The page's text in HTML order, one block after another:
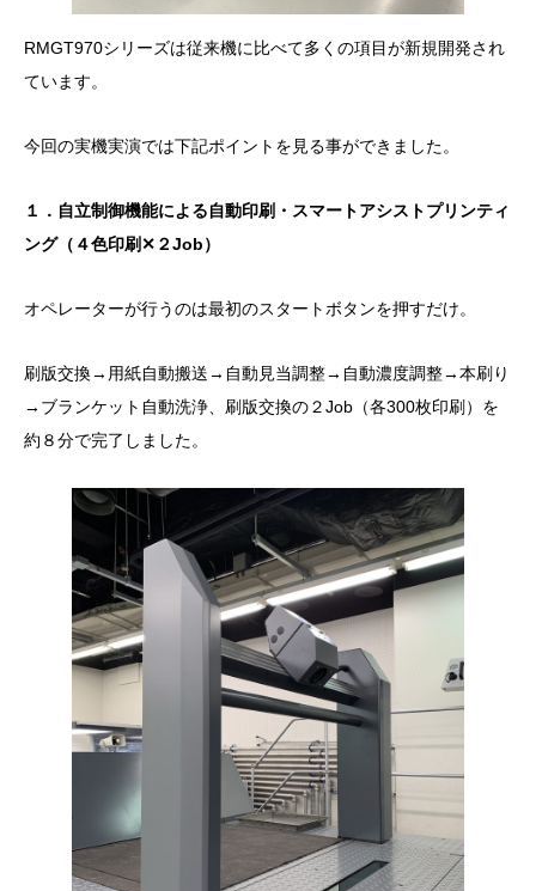
RMGT970シリーズは従来機に比べて多くの項目が新規開発され
ています。
今回の実機実演では下記ポイントを見る事ができました。
１．自立制御機能による自動印刷・スマートアシストプリンティ
ング（４色印刷✕２Job）
オペレーターが行うのは最初のスタートボタンを押すだけ。
刷版交換→用紙自動搬送→自動見当調整→自動濃度調整→本刷り
→ブランケット自動洗浄、刷版交換の２Job（各300枚印刷）を
約８分で完了しました。